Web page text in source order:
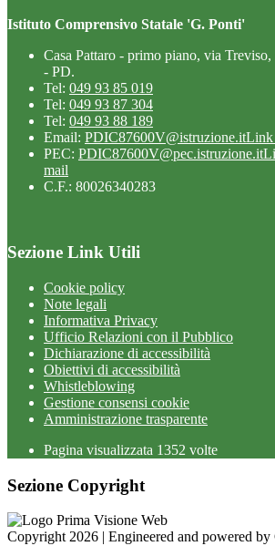
Istituto Comprensivo Statale 'G. Ponti'
Casa Pattaro - primo piano, via
- PD.
Tel: 049 93 85 019
Tel: 049 93 87 304
Tel: 049 93 88 189
Email: PDIC87600V@istruzione.itLink
PEC: PDIC87600V@pec.istruzione.it
mail
C.F.: 80026340283
Sezione Link Utili
Cookie policy
Note legali
Informativa Privacy
Ufficio Relazioni con il Pubblico
Dichiarazione di accessibilità
Obiettivi di accessibilità
Whistleblowing
Gestione consensi cookie
Amministrazione trasparente
Pagina visualizzata 1352 volte
Sezione Copyright
Copyright 2026 | Engineered and powered by